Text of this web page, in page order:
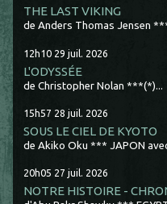
THE LAST VIKING
de Anders Thomas Jensen
12h10 29 juil. 2026
L'ODYSSÉE
de Christopher Nolan ***(*)...
15h57 28 juil. 2026
SOUS LE CIEL DE KYOTO
de Akiko Oku *** JAPON
20h05 27 juil. 2026
NOTRE HISTOIRE -